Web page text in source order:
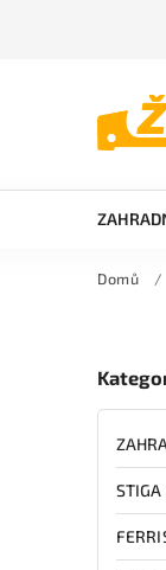
Domů /
STIGA